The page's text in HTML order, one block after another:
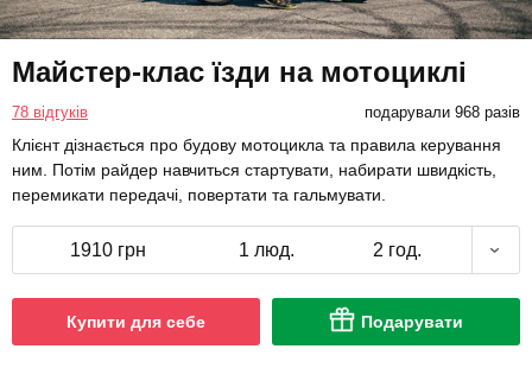
Майстер-клас їзди на мотоциклі
78 відгуків подарували 968 разів
Клієнт дізнається про будову мотоцикла та правила керування
ним. Потім райдер навчиться стартувати, набирати швидкість,
перемикати передачі, повертати та гальмувати.
1910 грн 1 люд. 2 год.
Купити для себе Подарувати